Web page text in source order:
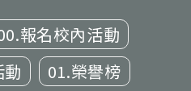
報名校內活動
01.榮譽榜